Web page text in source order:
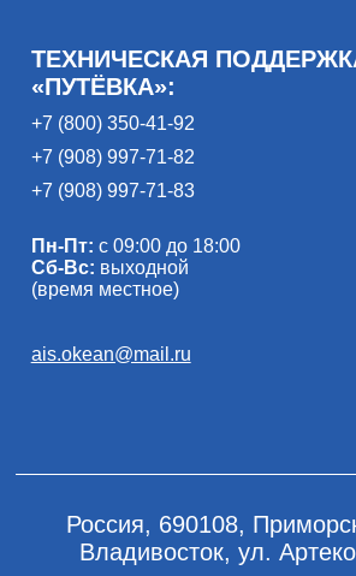
ТЕХНИЧЕСКАЯ
«ПУТЁВКА»:
+7 (800) 350-41-92
+7 (908) 997-71-82
+7 (908) 997-71-83
Пн-Пт: с 09:00 до 18:00
Сб-Вс: выходной
(время местное)
ais.okean@mail.ru
Россия, 690108,
Владивосток, ул.